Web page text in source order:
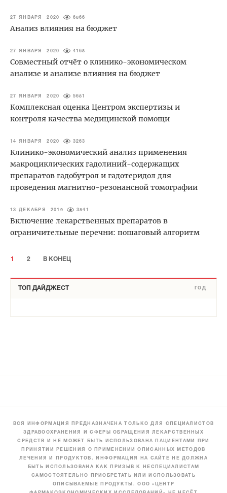
27 ЯНВАРЯ 2020 6866
Анализ влияния на бюджет
27 ЯНВАРЯ 2020 4168
Совместный отчёт о клинико-экономическом
анализе и анализе влияния на бюджет
27 ЯНВАРЯ 2020 5681
Комплексная оценка Центром экспертизы и
контроля качества медицинской помощи
14 ЯНВАРЯ 2020 3263
Клинико-экономический анализ применения
макроциклических гадолиний-содержащих
препаратов гадобутрол и гадотеридол для
проведения магнитно-резонансной томографии
13 ДЕКАБРЯ 2019 3841
Включение лекарственных препаратов в
ограничительные перечни: пошаговый алгоритм
1 2 В КОНЕЦ
ТОП ДАЙДЖЕСТ ГОД
ВСЯ ИНФОРМАЦИЯ ПРЕДНАЗНАЧЕНА ТОЛЬКО ДЛЯ СПЕЦИАЛИСТОВ
ЗДРАВООХРАНЕНИЯ И СФЕРЫ ОБРАЩЕНИЯ ЛЕКАРСТВЕННЫХ
СРЕДСТВ И НЕ МОЖЕТ БЫТЬ ИСПОЛЬЗОВАНА ПАЦИЕНТАМИ ПРИ
ПРИНЯТИИ РЕШЕНИЯ О ПРИМЕНЕНИИ ОПИСАННЫХ МЕТОДОВ
ЛЕЧЕНИЯ И ПРОДУКТОВ. ИНФОРМАЦИЯ НА САЙТЕ НЕ ДОЛЖНА
БЫТЬ ИСПОЛЬЗОВАНА КАК ПРИЗЫВ К НЕСПЕЦИАЛИСТАМ
САМОСТОЯТЕЛЬНО ПРИОБРЕТАТЬ ИЛИ ИСПОЛЬЗОВАТЬ
ОПИСЫВАЕМЫЕ ПРОДУКТЫ. ООО «ЦЕНТР